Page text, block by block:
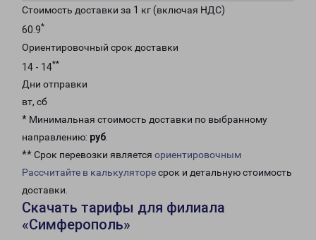
Стоимость доставки за 1 кг (включая НДС)
60.9*
Ориентировочный срок доставки
14 - 14**
Дни отправки
вт, сб
* Минимальная стоимость доставки по выбранному
направлению: руб.
** Срок перевозки является ориентировочным
Рассчитайте в калькуляторесрок и детальную стоимость
доставки.
Скачать тарифы для филиала
«Симферополь»